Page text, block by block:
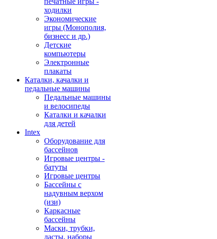
ходилки
Экономические
игры (Монополия,
бизнесс и др.)
Детские
компьютеры
Электронные
плакаты
Каталки, качалки и
педальные машины
Педальные машины
и велосипеды
Каталки и качалки
для детей
Intex
Оборудование для
бассейнов
Игровые центры -
батуты
Игровые центры
Бассейны с
надувным верхом
(изи)
Каркасные
бассейны
Маски, трубки,
ласты, наборы